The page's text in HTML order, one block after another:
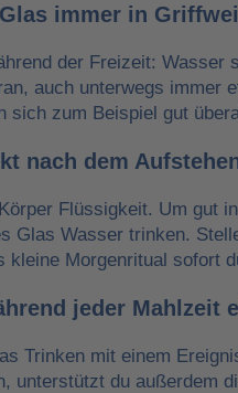
immer in
der Freizeit:
auch unterwegs immer
sich zum Beispiel gut
nach dem
Flüssigkeit. Um gut
Glas Wasser trinken.
kleine Morgenritual sofort
jeder Mahlzeit
Trinken mit einem
unterstützt du außerdem